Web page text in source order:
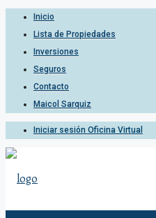
Inicio
Lista de Propiedades
Inversiones
Seguros
Contacto
Maicol Sarquiz
Iniciar sesión Oficina Virtual